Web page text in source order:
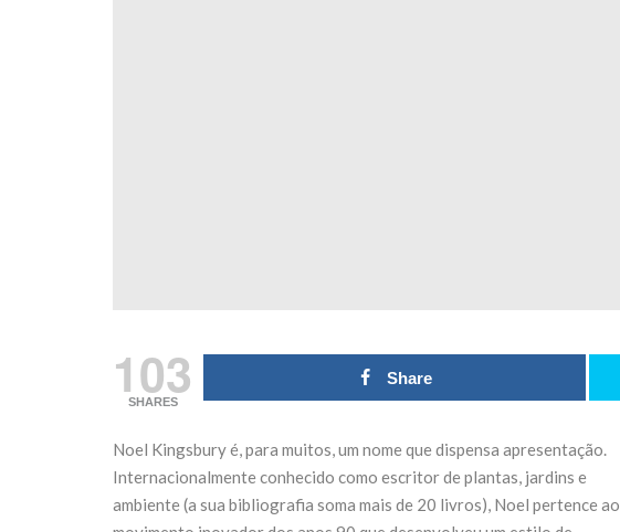
103
SHARES
Share
Noel Kingsbury é, para muitos, um nome que dispensa apresentação.
Internacionalmente conhecido como escritor de plantas, jardins e
ambiente (a sua bibliografia soma mais de 20 livros), Noel pertence ao